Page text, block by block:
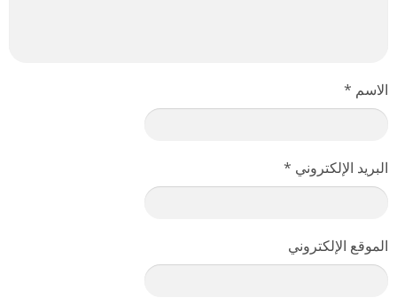
الاسم *
البريد الإلكتروني *
الموقع الإلكتروني